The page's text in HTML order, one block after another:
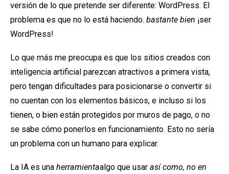
versión de lo que pretende ser diferente: WordPress. El
problema es que no lo está haciendo. bastante bien ¡ser
WordPress!
Lo que más me preocupa es que los sitios creados con
inteligencia artificial parezcan atractivos a primera vista,
pero tengan dificultades para posicionarse o convertir si
no cuentan con los elementos básicos, e incluso si los
tienen, o bien están protegidos por muros de pago, o no
se sabe cómo ponerlos en funcionamiento. Esto no sería
un problema con un humano para explicar.
La IA es una herramientaalgo que usar así como, no en